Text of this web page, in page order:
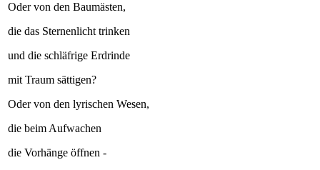
Oder von den Baumästen,
die das Sternenlicht trinken
und die schläfrige Erdrinde
mit Traum sättigen?
Oder von den lyrischen Wesen,
die beim Aufwachen
die Vorhänge öffnen -